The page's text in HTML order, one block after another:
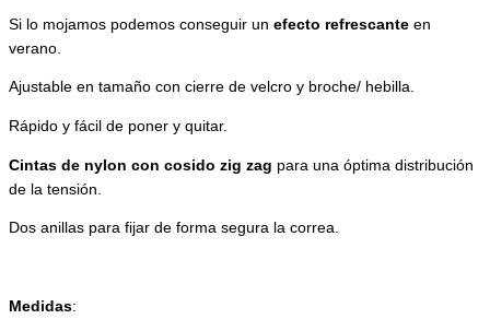
Si lo mojamos podemos conseguir un efecto refrescante en
verano.
Ajustable en tamaño con cierre de velcro y broche/ hebilla.
Rápido y fácil de poner y quitar.
Cintas de nylon con cosido zig zag para una óptima distribución
de la tensión.
Dos anillas para fijar de forma segura la correa.
Medidas: